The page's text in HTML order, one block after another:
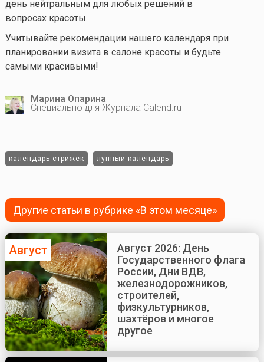
день нейтральным для любых решений в
вопросах красоты.
Учитывайте рекомендации нашего календаря при
планировании визита в салоне красоты и будьте
самыми красивыми!
Марина Опарина
Специально для Журнала Calend.ru
календарь стрижек лунный календарь
Другие статьи в рубрике «В этом месяце»
Август
Август 2026: День
Государственного флага
России, Дни ВДВ,
железнодорожников,
строителей,
физкультурников,
шахтёров и многое
другое